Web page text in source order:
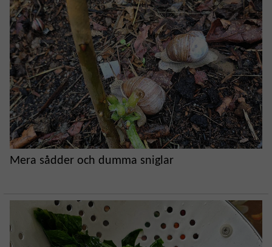
Mera sådder och dumma sniglar